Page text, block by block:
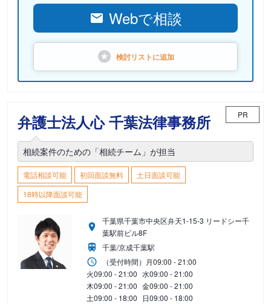
Webで相談
検討リストに追加
弁護士法人心 千葉法律事務所 PR
相続案件のための「相続チーム」が担当
電話相談可能 初回面談無料
土日面談可能
18時以降面談可能
千葉県千葉市中央区弁天1-15-3 リードシー千
葉駅前ビル8F
千葉/京成千葉駅
（受付時間） 月09:00 - 21:00
火09:00 - 21:00 水09:00 - 21:00
木09:00 - 21:00 金09:00 - 21:00
土09:00 - 18:00 日09:00 - 18:00